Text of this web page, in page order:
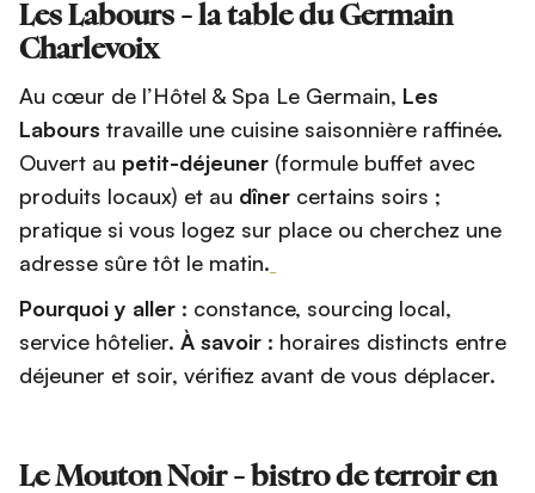
Les Labours - la table du Germain
Charlevoix
Au cœur de l’Hôtel & Spa Le Germain, Les
Labours travaille une cuisine saisonnière raffinée.
Ouvert au petit-déjeuner (formule buffet avec
produits locaux) et au dîner certains soirs ;
pratique si vous logez sur place ou cherchez une
adresse sûre tôt le matin.
Pourquoi y aller : constance, sourcing local,
service hôtelier. À savoir : horaires distincts entre
déjeuner et soir, vérifiez avant de vous déplacer.
Le Mouton Noir - bistro de terroir en